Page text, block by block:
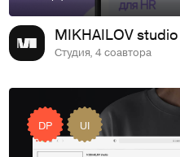
MIKHAILOV studio
Студия, 4 соавтора
DP UI